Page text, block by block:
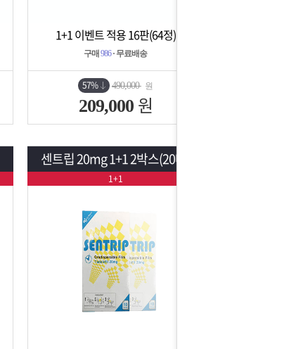
상세보기 담기
1+1 이벤트 적용 16판(64정)
구매 986· 무료배송
57% 490,000 원
209,000 원
센트립 20mg 1+1 2박스(20매)
1+1